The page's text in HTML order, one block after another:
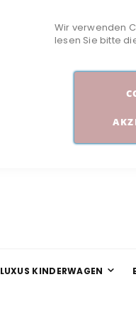
Wir verwenden
lesen Sie bitte
LUXUS KINDERWAGEN